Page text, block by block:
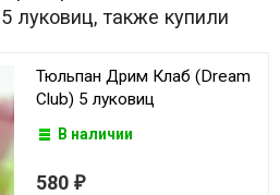
луковиц, также купили
Тюльпан Дрим Клаб (Dream
Club) 5 луковиц
В наличии
580 ₽